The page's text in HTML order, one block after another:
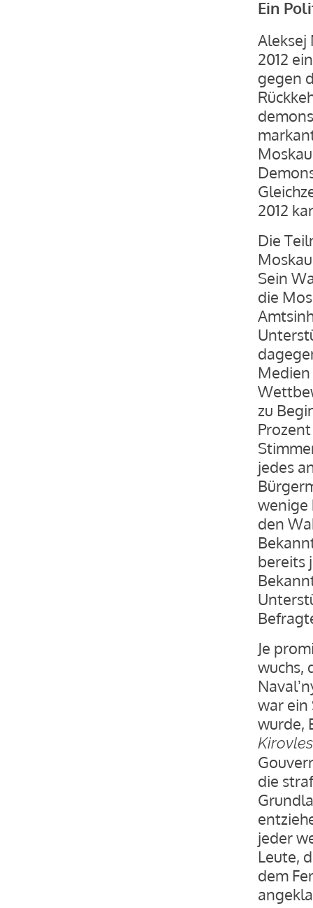
Ein
Aleksej
2012
gegen
2012
Die
Sein
die
zu
jedes
wenige
den
bereits
Je
wuchs,
war ein
wurde,
Kirovles
die
jeder
Leute,
dem